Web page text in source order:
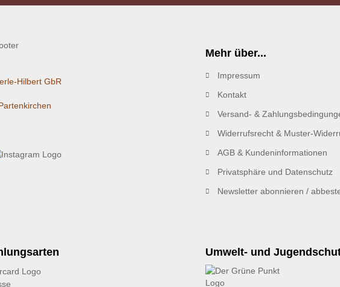
Hilbert GbR
Mehr über...
Impressum
Kontakt
Versand- &
Widerrufsrecht & Muster-
AGB & Kundeninformationen
Privatsphäre und Datenschutz
Newsletter abonnieren /
Umwelt- und